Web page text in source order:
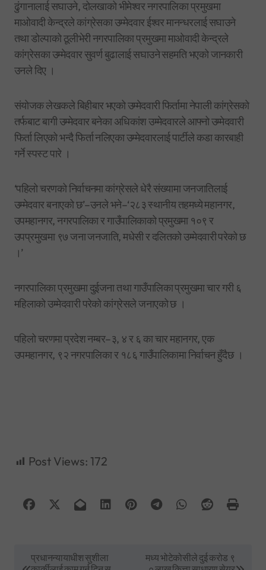
ढुंगानालाई सघाउने, दोलखाको भीमेश्वर नगरपालिका प्रमुखमा
माओवादी केन्द्रले कांग्रेसका उम्मेदवार ईश्वर मानन्धरलाई सघाउने
तथा डोल्पाको ठूलीभेरी नगरपालिका प्रमुखमा माओवादी केन्द्रले
कांग्रेसका उम्मेदवार सुवर्ण बुढालाई सघाउने सहमति भएको जानकारी
उनले दिए ।
संयोजक लेखकले बिहीबार भएको उम्मेदवारी फिर्तामा नेपाली कांग्रेसको
तर्फबाट बागी उम्मेदवार बनेका अधिकांश उम्मेदवारले आफ्नो उम्मेदवारी
फिर्ता लिएको भन्दै फिर्ता नलिएका उम्मेदवारलाई पार्टीले कडा कारबाही
गर्ने स्पस्ट पारे ।
‘पहिलो चरणको निर्वाचनमा कांग्रेसले धेरै संख्यामा जनजातिलाई
उम्मेदवार बनाएको छ’–उनले भने–‘२८३ स्थानीय तहमध्ये महानगर,
उपमहानगर, नगरपालिका र गाउँपालिकाको प्रमुखमा १०९ र
उपप्रमुखमा ९७ जना जनजाति, मधेसी र दलितको उम्मेदवारी परेको छ
।’
नगरपालिका प्रमुखमा दुईजना तथा गाउँपालिका प्रमुखमा चार गरी ६
महिलाको उम्मेदवारी परेको कांग्रेसले जनाएको छ ।
पहिलो चरणमा प्रदेश नम्बर–३, ४ र ६ का चार महानगर, एक
उपमहानगर, ९२ नगरपालिका र १८६ गाउँपालिकामा निर्वाचन हुँदैछ ।
Post Views: 172
प्रधानन्यायाधीश सुशीला
मध्य भोटेकोसीले दुई करोड ९